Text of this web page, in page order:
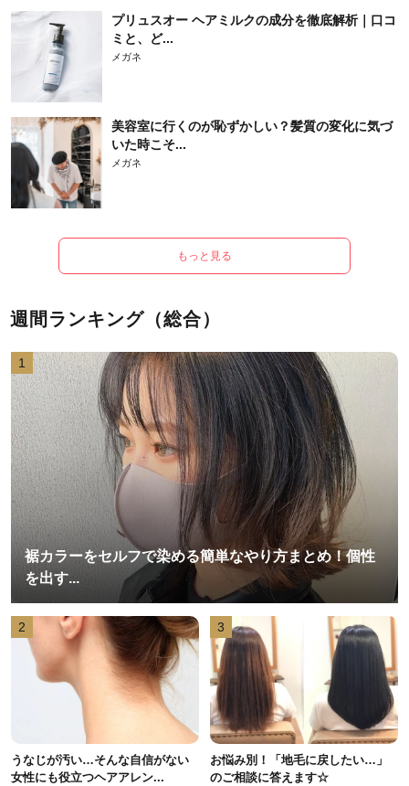
プリュスオー ヘアミルクの成分を徹底解析｜口コ
ミと、ど...
メガネ
美容室に行くのが恥ずかしい？髪質の変化に気づ
いた時こそ...
メガネ
もっと見る
週間ランキング（総合）
1
裾カラーをセルフで染める簡単なやり方まとめ！個性
を出す...
2
うなじが汚い…そんな自信がない
女性にも役立つヘアアレン...
3
お悩み別！「地毛に戻したい…」
のご相談に答えます☆